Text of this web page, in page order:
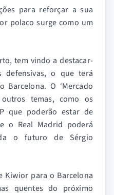
para reforçar a sua
polaco surge como um
tem vindo a destacar-
defensivas, o que terá
Barcelona. O ‘Mercado
temas, como os
que poderão estar de
o Real Madrid poderá
o futuro de Sérgio
Kiwior para o Barcelona
quentes do próximo